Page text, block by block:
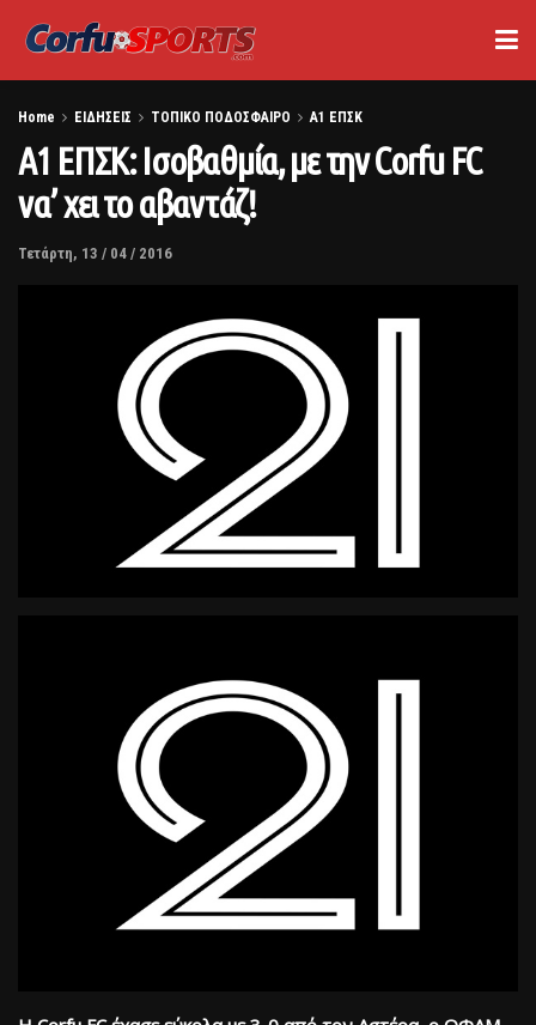
Home ΕΙΔΗΣΕΙΣ ΤΟΠΙΚΟ ΠΟΔΟΣΦΑΙΡΟ Α1 ΕΠΣΚ
Α1 ΕΠΣΚ: Ισοβαθμία, με την Corfu FC
να’ χει το αβαντάζ!
Τετάρτη, 13 / 04 / 2016